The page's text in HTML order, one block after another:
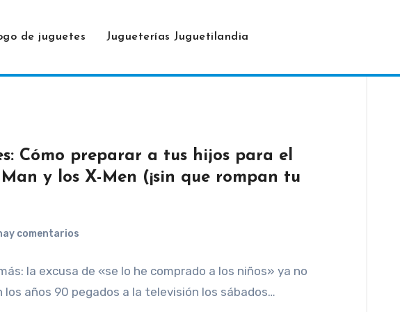
de juguetes Jugueterías Juguetilandia
Cómo preparar a tus hijos para el
y los X-Men (¡sin que rompan tu
comentarios
la excusa de «se lo he comprado a los niños» ya no
los años 90 pegados a la televisión los sábados…